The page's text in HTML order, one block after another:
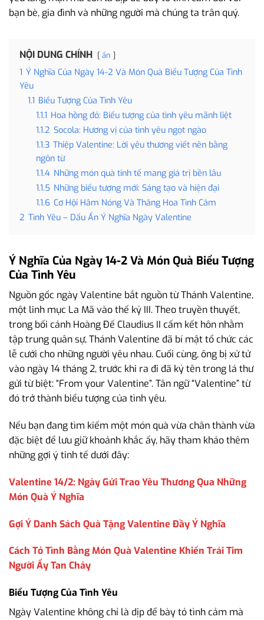
bạn bè, gia đình và những người mà chúng ta trân quý.
NỘI DUNG CHÍNH ẩn
1 Ý Nghĩa Của Ngày 14-2 Và Món Quà Biểu Tượng Của Tình
Yêu
1.1 Biểu Tượng Của Tình Yêu
1.1.1 Hoa hồng đỏ: Biểu tượng của tình yêu mãnh liệt
1.1.2 Socola: Hương vị của tình yêu ngọt ngào
1.1.3 Thiệp Valentine: Lời yêu thương viết nên bằng
ngôn từ
1.1.4 Những món quà tinh tế mang giá trị bền lâu
1.1.5 Những biểu tượng mới: Sáng tạo và hiện đại
1.1.6 Cơ Hội Hâm Nóng Và Thăng Hoa Tình Cảm
2 Tình Yêu – Dấu Ấn Ý Nghĩa Ngày Valentine
Ý Nghĩa Của Ngày 14-2 Và Món Quà Biểu Tượng
Của Tình Yêu
Nguồn gốc ngày Valentine bắt nguồn từ Thánh Valentine,
một linh mục La Mã vào thế kỷ III. Theo truyền thuyết,
trong bối cảnh Hoàng Đế Claudius II cấm kết hôn nhằm
tập trung quân sự, Thánh Valentine đã bí mật tổ chức các
lễ cưới cho những người yêu nhau. Cuối cùng, ông bị xử tử
vào ngày 14 tháng 2, trước khi ra đi đã ký tên trong lá thư
gửi từ biệt: “From your Valentine”. Tân ngữ “Valentine” từ
đó trở thành biểu tượng của tình yêu.
Nếu bạn đang tìm kiếm một món quà vừa chân thành vừa
đặc biệt để lưu giữ khoảnh khắc ấy, hãy tham khảo thêm
những gợi ý tinh tế dưới đây:
Valentine 14/2: Ngày Gửi Trao Yêu Thương Qua Những
Món Quà Ý Nghĩa
Gợi Ý Danh Sách Quà Tặng Valentine Đầy Ý Nghĩa
Cách Tỏ Tình Bằng Món Quà Valentine Khiến Trái Tim
Người Ấy Tan Chảy
Biểu Tượng Của Tình Yêu
Ngày Valentine không chỉ là dịp để bày tỏ tình cảm mà